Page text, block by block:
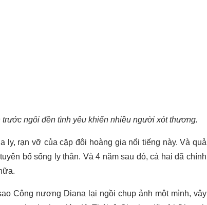
ngôi đền tình yêu khiến nhiều người xót thương.
rạn vỡ của cặp đôi hoàng gia nổi tiếng này. Và quả
bố sống ly thân. Và 4 năm sau đó, cả hai đã chính
Công nương Diana lại ngồi chụp ảnh một mình, vậy